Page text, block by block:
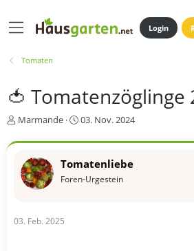
Login
Tomaten
🍅 Tomatenzöglinge
E
s
e
r
Marmande
E
s
e
l
03. Nov. 2024
Tomatenliebe
Foren-Urgestein
03. Feb. 2025